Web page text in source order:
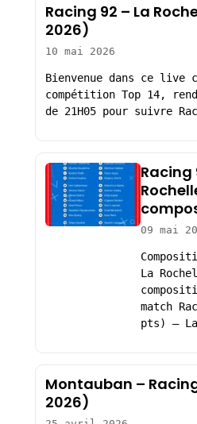
Racing 92 – La
2026)
10 mai 2026
Bienvenue dans ce live
compétition Top 14,
de 21H05 pour suivre
Racing
09 mai
La
match
pts) –
Montauban –
2026)